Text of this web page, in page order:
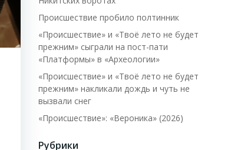
Происшествие пробило полтинник
«Происшествие» и «Твоё лето не будет
прежним» сыграли на пост-пати
«Платформы» в «Археологии»
«Происшествие» и «Твоё лето не будет
прежним» накликали дождь и чуть не
вызвали снег
«Происшествие»: «Вероника» (2026)
Рубрики